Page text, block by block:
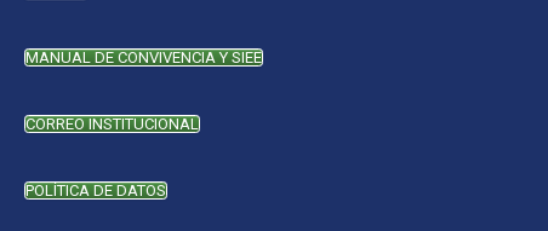
MANUAL DE CONVIVENCIA Y SIEE
CORREO INSTITUCIONAL
POLÍTICA DE DATOS